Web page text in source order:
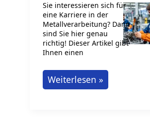
Sie interessieren sich für
eine Karriere in der
Metallverarbeitung? Dann
sind Sie hier genau
richtig! Dieser Artikel gibt
Ihnen einen
Ausbildung,
Studium
Weiterlesen »